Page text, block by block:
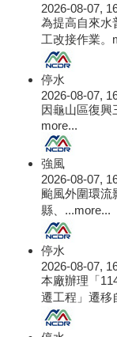
2026-08-07,
為提高自來水
工改接作業。
停水
2026-08-07,
因龜山區復興
more...
強風
2026-08-07,
颱風外圍環流
縣、...more...
停水
2026-08-07,
本廠辦理「
遷工程」遷移